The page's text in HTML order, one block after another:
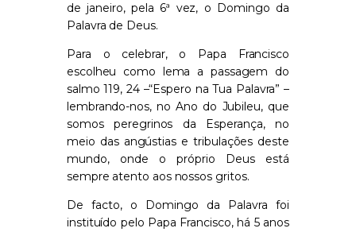
de janeiro, pela 6ª vez, o Domingo da
Palavra de Deus.
Para o celebrar, o Papa Francisco
esco lheu como lema a passagem do
salmo 119, 24–“Espero na Tua Palavra” –
lembrando-nos, no Ano do Jubileu, que
somos peregrinos da Esperança, no
meio das angústias e tribulações deste
mundo, onde o próprio Deus está
sempre atento aos nossos gritos.
De facto,o Domingo da Palavra foi
instituído pelo Papa Francisco, há 5 anos